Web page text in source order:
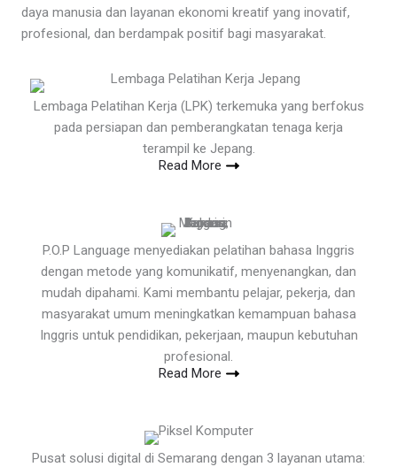
daya manusia dan layanan ekonomi kreatif yang inovatif,
profesional, dan berdampak positif bagi masyarakat.
Lembaga Pelatihan Kerja (LPK) terkemuka yang berfokus
pada persiapan dan pemberangkatan tenaga kerja
terampil ke Jepang.
Read More
P.O.P Language menyediakan pelatihan bahasa Inggris
dengan metode yang komunikatif, menyenangkan, dan
mudah dipahami. Kami membantu pelajar, pekerja, dan
masyarakat umum meningkatkan kemampuan bahasa
Inggris untuk pendidikan, pekerjaan, maupun kebutuhan
profesional.
Read More
Pusat solusi digital di Semarang dengan 3 layanan utama: